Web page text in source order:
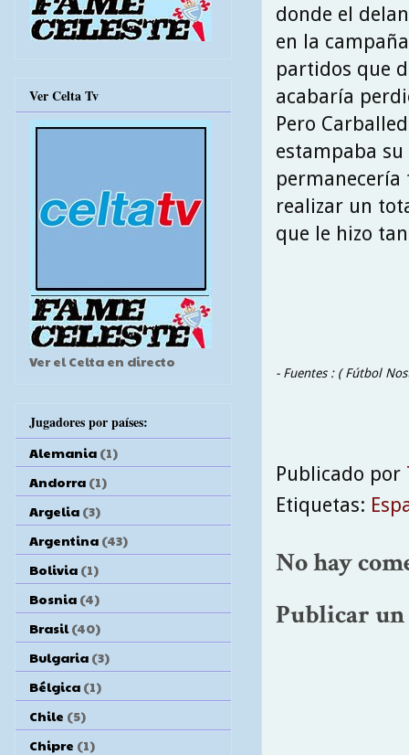
donde el
en la
partidos que
acabaría
Pero
estampaba su
permanecería
realizar un
que le hizo
- Fuentes : ( Fútbol
Publicado por
Etiquetas:
No hay
Publicar
Ver Celta Tv
Ver el Celta en directo
Jugadores por países:
Alemania (1)
Andorra (1)
Argelia (3)
Argentina (43)
Bolivia (1)
Bosnia (4)
Brasil (40)
Bulgaria (3)
Bélgica (1)
Chile (5)
Chipre (1)